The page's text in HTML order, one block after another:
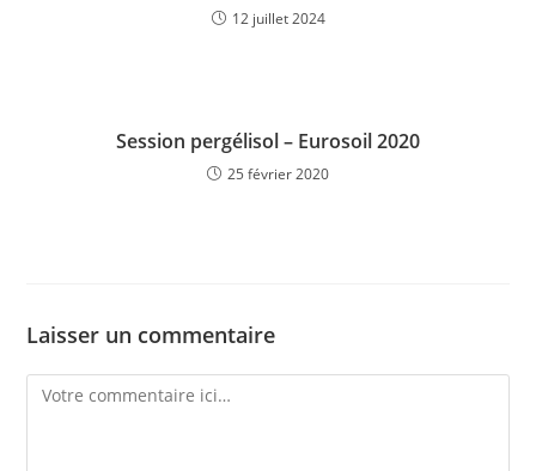
12 juillet 2024
Session pergélisol – Eurosoil 2020
25 février 2020
Laisser un commentaire